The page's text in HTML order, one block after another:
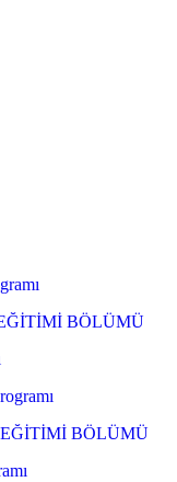
BÖLÜMÜ
BÖLÜMÜ